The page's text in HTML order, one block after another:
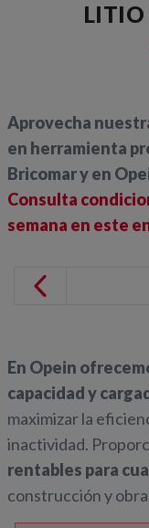
LITIO
Aprovecha
en herramienta
Bricomar y en
Consulta
semana en este
En Opein
capacidad y
maximizar la
inactividad.
rentables para
construcción y